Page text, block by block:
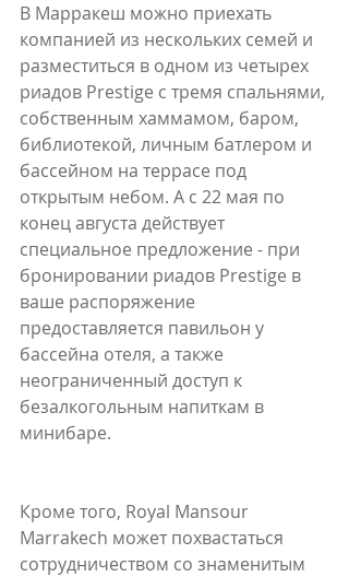
В Марракеш можно приехать
компанией из нескольких семей и
разместиться в одном из четырех
риадов Prestige с тремя спальнями,
собственным хаммамом, баром,
библиотекой, личным батлером и
бассейном на террасе под
открытым небом. А с 22 мая по
конец августа действует
специальное предложение - при
бронировании риадов Prestige в
ваше распоряжение
предоставляется павильон у
бассейна отеля, а также
неограниченный доступ к
безалкогольным напиткам в
минибаре.
Кроме того, Royal Mansour
Marrakech может похвастаться
сотрудничеством со знаменитым